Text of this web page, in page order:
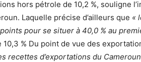
hors pétrole de 10,2 %, souligne
Laquelle précise d’ailleurs que «
pour se situer à 40,0 % au
% Du point de vue des
recettes d’exportations du